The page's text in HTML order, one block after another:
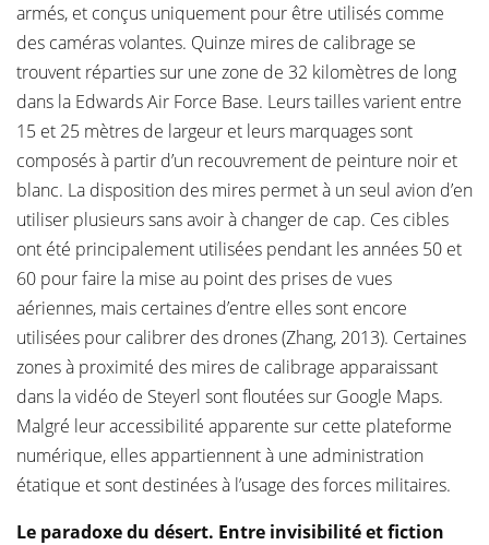
armés, et conçus uniquement pour être utilisés comme
des caméras volantes. Quinze mires de calibrage se
trouvent réparties sur une zone de 32 kilomètres de long
dans la Edwards Air Force Base. Leurs tailles varient entre
15 et 25 mètres de largeur et leurs marquages sont
composés à partir d’un recouvrement de peinture noir et
blanc. La disposition des mires permet à un seul avion d’en
utiliser plusieurs sans avoir à changer de cap. Ces cibles
ont été principalement utilisées pendant les années 50 et
60 pour faire la mise au point des prises de vues
aériennes, mais certaines d’entre elles sont encore
utilisées pour calibrer des drones (Zhang, 2013). Certaines
zones à proximité des mires de calibrage apparaissant
dans la vidéo de Steyerl sont floutées sur Google Maps.
Malgré leur accessibilité apparente sur cette plateforme
numérique, elles appartiennent à une administration
étatique et sont destinées à l’usage des forces militaires.
Le paradoxe du désert. Entre invisibilité et fiction